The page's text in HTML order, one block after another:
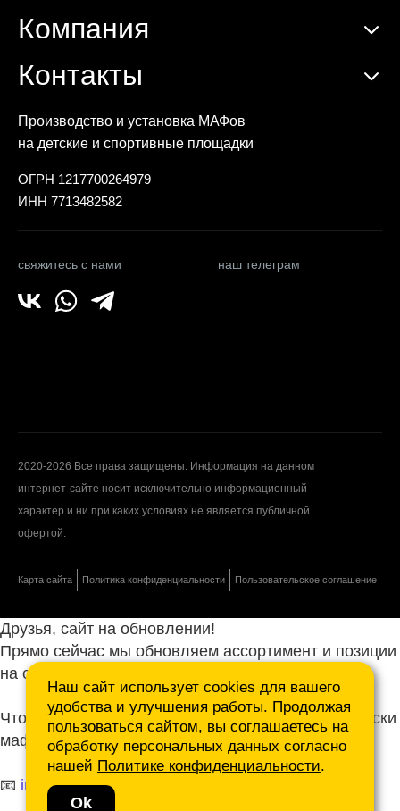
Производство и установка МАФов
на детские и спортивные площадки
ОГРН 1217700264979
ИНН 7713482582
свяжитесь с нами наш телеграм
Компания
Контакты
2020-2026 Все права защищены. Информация на данном
интернет-сайте носит исключительно информационный
характер и ни при каких условиях не является публичной
офертой.
Карта сайта Политика конфиденциальности Пользовательское соглашение
Наш сайт использует cookies для вашего
удобства и улучшения работы. Продолжая
пользоваться сайтом, вы соглашаетесь на
обработку персональных данных согласно
нашей Политике конфиденциальности.
Ok
Друзья, сайт на обновлении!
Прямо сейчас мы обновляем ассортимент и позиции
на сайте.
Чтобы не ждать, присылайте ваши запросы и списки
маф нам на почту.
📧 info@mafmasterfibre.ru